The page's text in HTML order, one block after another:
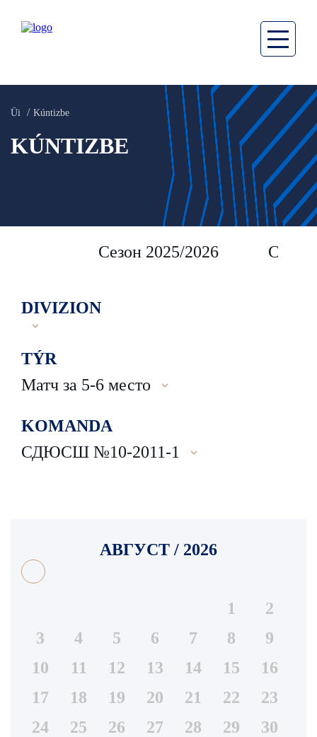
Üi Kúntizbe
KÚNTIZBE
Сезон 2025/2026 Сезон
DIVIZION
TÝR
Матч за 5-6 место
KOMANDA
СДЮСШ №10-2011-1
АВГУСТ / 2026
1
2
3
4 5 6 7 8
9
10
11 12 13 14 15
16
17
18 19 20 21 22
23
24
25 26 27 28 29
30